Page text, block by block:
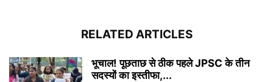
RELATED ARTICLES
भूचाल! पूछताछ से ठीक पहले JPSC के तीन
सदस्यों का इस्तीफा,...